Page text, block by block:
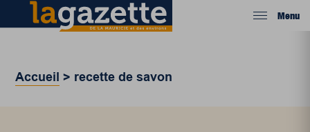
Menu
Accueil > recette de savon